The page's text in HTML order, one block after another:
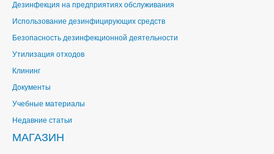
Дезинфекция на предприятиях обслуживания
Использование дезинфицирующих средств
Безопасность дезинфекционной деятельности
Утилизация отходов
Клининг
Документы
Учебные материалы
Недавние статьи
МАГАЗИН